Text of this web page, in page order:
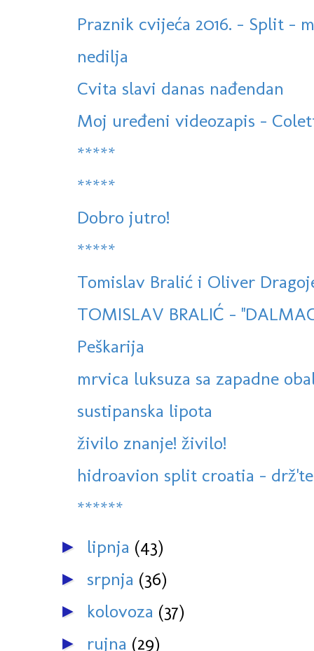
Praznik cvijeća 2016. - Split -
nedilja
Cvita slavi danas nađendan
Moj uređeni videozapis -
*****
*****
Dobro jutro!
*****
Tomislav Bralić i Oliver
TOMISLAV BRALIĆ -
Peškarija
mrvica luksuza sa zapadne
sustipanska lipota
živilo znanje! živilo!
hidroavion split croatia - drž'te
******
► lipnja (43)
► srpnja (36)
► kolovoza (37)
► rujna (29)